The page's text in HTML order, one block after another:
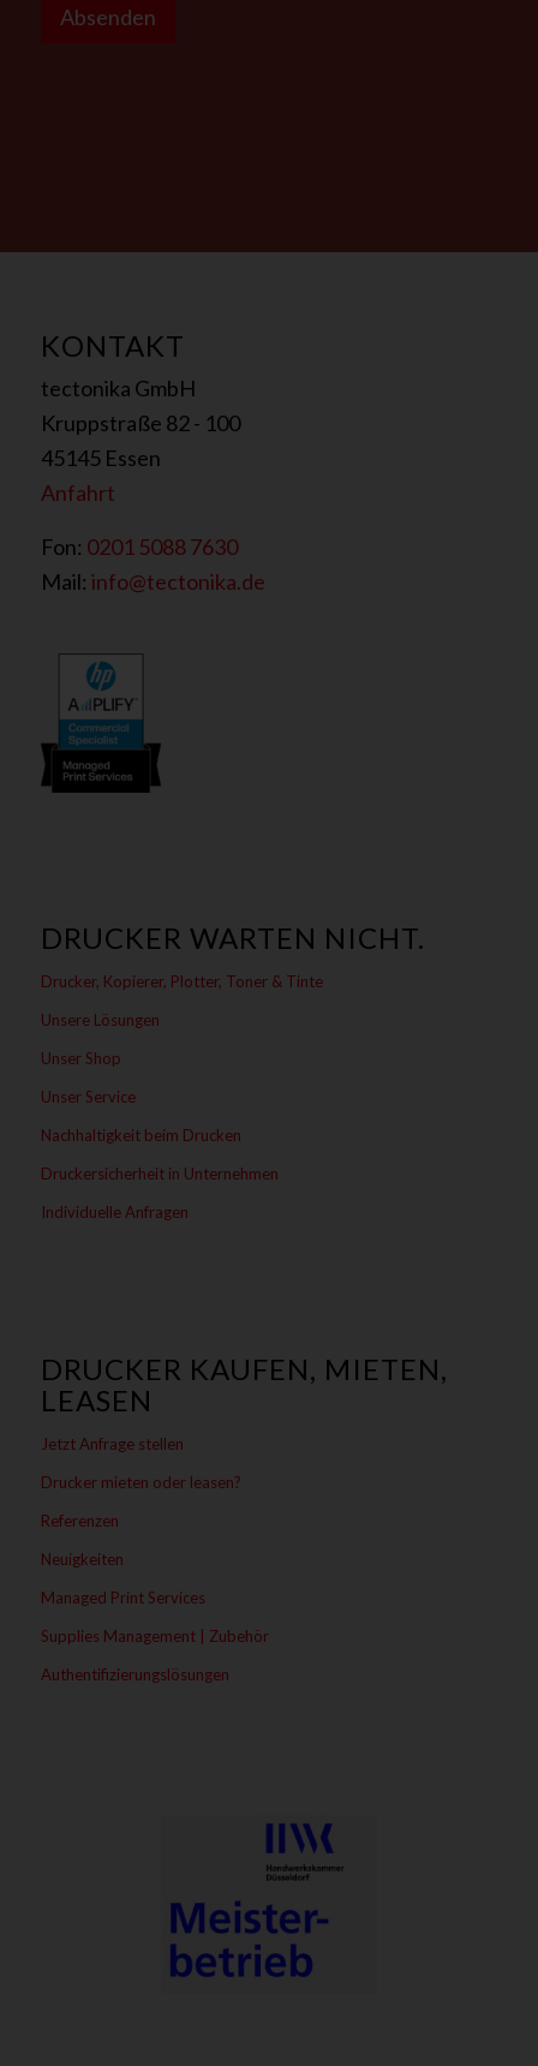
Absenden
KONTAKT
tectonika GmbH
Kruppstraße 82 - 100
45145 Essen
Anfahrt
Fon: 0201 5088 7630
Mail: info@tectonika.de
DRUCKER WARTEN NICHT.
Drucker, Kopierer, Plotter, Toner & Tinte
Unsere Lösungen
Unser Shop
Unser Service
Nachhaltigkeit beim Drucken
Druckersicherheit in Unternehmen
Individuelle Anfragen
DRUCKER KAUFEN, MIETEN,
LEASEN
Jetzt Anfrage stellen
Drucker mieten oder leasen?
Referenzen
Neuigkeiten
Managed Print Services
Supplies Management | Zubehör
Authentifizierungslösungen